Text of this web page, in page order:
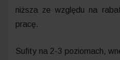
niższa ze względu na
pracę.
Sufity na 2-3 poziomach,